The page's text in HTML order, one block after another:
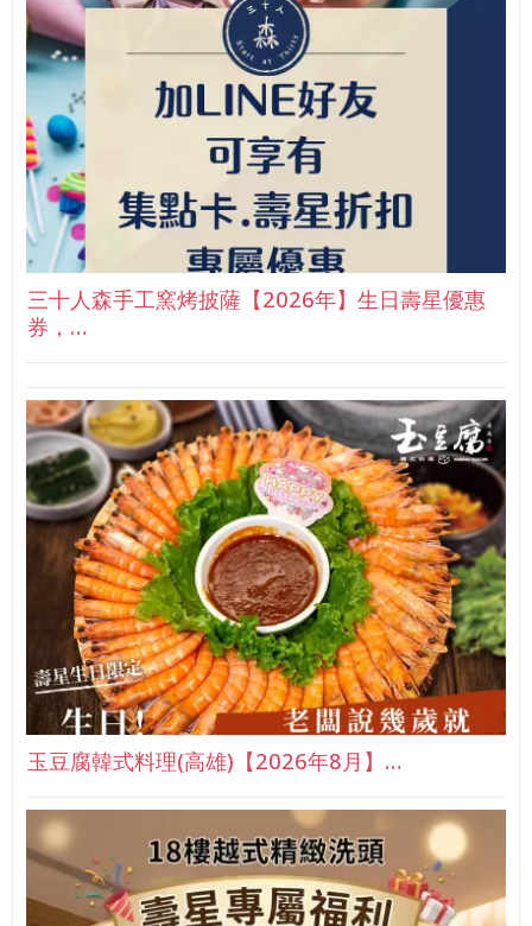
三十人森手工窯烤披薩【2026年】生日壽星優惠
券，…
玉豆腐韓式料理(高雄)【2026年8月】…